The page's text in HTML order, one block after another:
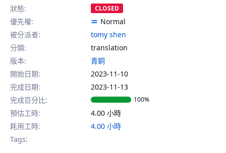
狀態: CLOSED
優先權:
Normal
被分派者:
tomy shen
分類:
translation
版本:
青銅
開始日期:
2023-11-10
完成日期:
2023-11-13
完成百分比:
100%
預估工時:
4.00 小時
耗用工時:
4.00 小時
Tags: